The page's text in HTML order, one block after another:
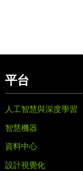
平台
人工智慧與深度學習
智慧機器
資料中心
設計視覺化